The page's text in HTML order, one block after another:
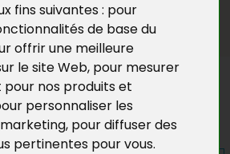
fins suivantes : pour
de base du
offrir une meilleure
le site Web, pour mesurer
nos produits et
personnaliser les
, pour diffuser des
pertinentes pour vous.
brillera